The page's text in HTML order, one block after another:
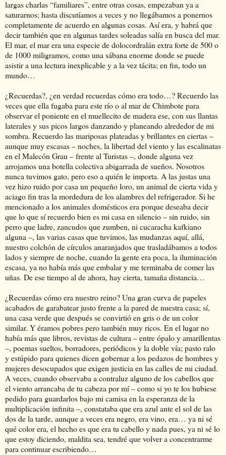
largas charlas “familiares”, entre otras cosas, empezaban ya a
saturarnos; hasta discutíamos a veces y no llegábamos a ponernos
completamente de acuerdo en algunas cosas. Así era, y habrá que
decir también que en algunas tardes soleadas salía en busca del mar.
El mar, el mar era una especie de dolocordralán extra forte de 500 o
de 1000 miligramos, como una sábana enorme donde se puede
asistir a una lectura inexplicable y a la vez tácita; en fin, todo un
mundo…
¿Recuerdas?, ¿en verdad recuerdas cómo era todo…? Recuerdo las
veces que ella fugaba para este río o al mar de Chimbote para
observar el poniente en el muellecito de madera ese, con sus llantas
laterales y sus picos largos danzando y planeando alrededor de mi
sombra. Recuerdo las mariposas plateadas y brillantes en ciertas –
aunque muy escasas – noches, la libertad del viento y las escalinatas
en el Malecón Grau – frente al Turistas –, donde alguna vez
arrojamos una botella colectiva abigarrada de sueños. Nosotros
nunca tuvimos gato, pero eso a quién le importa. A las justas una
vez hizo ruido por casa un pequeño loro, un animal de cierta vida y
aciago fin tras la mordedura de los alambres del refrigerador. Si he
mencionado a los animales domésticos era porque deseaba decir
que lo que sí recuerdo bien es mi casa en silencio – sin ruido, sin
perro que ladre, zancudos que zumben, ni cucaracha kafkiano
alguna –, las varias casas que tuvimos, las mudanzas aquí, allá,
nuestro colchón de círculos anaranjados que trasladábamos a todos
lados y siempre de noche, cuando la gente era poca, la iluminación
escasa, ya no había más que embalar y me terminaba de comer las
uñas. De ese tiempo al de ahora, hay cierta, tamaña distancia…
¿Recuerdas cómo era nuestro reino? Una gran curva de papeles
acabados de garabatear justo frente a la pared de nuestra casa; sí,
una casa verde que después se convirtió en gris o de un color
similar. Y éramos pobres pero también muy ricos. En el lugar no
había más que libros, revistas de cultura – entre ópalo y amarillentas
–, poemas sueltos, borradores, periódicos y la doble vía; pasto ralo
y estúpido para quienes dicen gobernar a los pedazos de hombres y
mujeres desocupados que exigen justicia en las calles de mi ciudad.
A veces, cuando observaba a contraluz alguno de los cabellos que
el viento arrancaba de tu cabeza por mí – como si yo te los hubiese
pedido para guardarlos bajo mi camisa en la esperanza de la
multiplicación infinita –, constataba que era azul ante el sol de las
dos de la tarde, aunque a veces era negro, era vino, era… ya ni sé
qué color era, el hecho es que era tu cabello y nada pues, ya ni sé lo
que estoy diciendo, maldita sea, tendré que volver a concentrarme
para continuar escribiendo…